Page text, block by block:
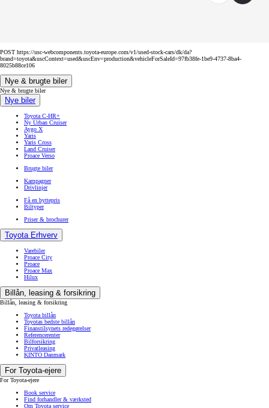
POST https://usc-webcomponents.toyota-europe.com/v1/used-stock-cars/dk/da?
brand=toyota&uscContext=used&uscEnv=production&vehicleForSaleId=97fb38fe-1be9-4737-8ba4-
8025b88ce106
Nye & brugte biler
Nye & brugte biler
Nye biler
Toyota C-HR+
Ny Urban Cruiser
Aygo X
Yaris
Yaris Cross
Land Cruiser
Proace Verso
Brugte biler
Kampagner
Drivlinjer
Få en byttepris
Biltyper
Priser & brochurer
Toyota Erhverv
Varebiler
Proace City
Proace
Proace Max
Hilux
Billån, leasing & forsikring
Billån, leasing & forsikring
Toyota billån
Toyotas bedste billån
Finanstilsynets redegørelser
Referencerenter
Bilforsikring
Privatleasing
KINTO Danmark
For Toyota-ejere
For Toyota-ejere
Book service
Find forhandler & værksted
Om Toyota service